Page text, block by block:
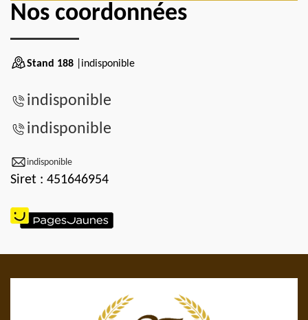
Nos coordonnées
Stand 188 |indisponible
indisponible
indisponible
indisponible
Siret : 451646954